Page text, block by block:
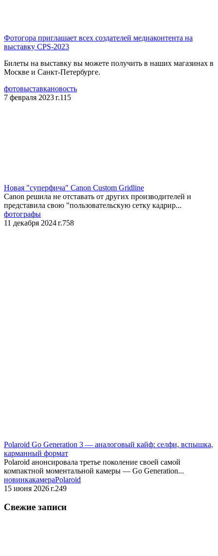
Фотогора приглашает всех создателей медиаконтента на
выставку CPS-2023
Билеты на выставку вы можете получить в наших магазинах в
Москве и Санкт-Петербурге.
фотовыставкановость
7 февраля 2023 г.115
​Новая "суперфича" Canon Custom Gridline
Canon решила не отставать от других производителей и
представила свою "пользовательскую сетку кадрир...
фотографы
11 декабря 2024 г.758
Polaroid Go Generation 3 — аналоговый кайф: селфи, вспышка,
карманный формат
Polaroid анонсировала третье поколение своей самой
компактной моментальной камеры — Go Generation...
новинкакамераPolaroid
15 июня 2026 г.249
Свежие записи